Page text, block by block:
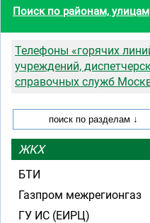
Поиск по районам, улицам
Телефоны «горячих
учреждений,
справочных служб
ЖКХ
БТИ
Газпром межрегионгаз
ГУ ИС (ЕИРЦ)